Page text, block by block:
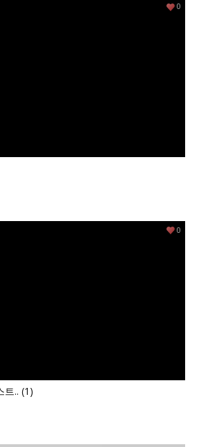
0
스트링밍도 되는지 테스트.. (1)
0